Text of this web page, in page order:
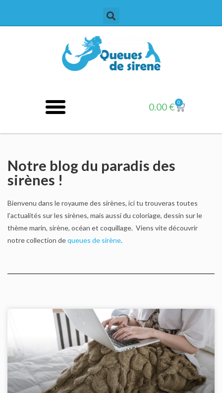
0.00€ 0
Notre blog du paradis des
sirènes !
Bienvenu dans le royaume des sirènes, ici tu trouveras toutes
l’actualités sur les sirènes, mais aussi du coloriage, dessin sur le
thème marin, sirène, océan et coquillage. Viens vite découvrir
notre collection dequeues de sirène.